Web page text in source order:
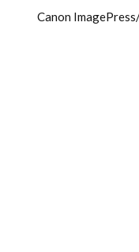
Canon